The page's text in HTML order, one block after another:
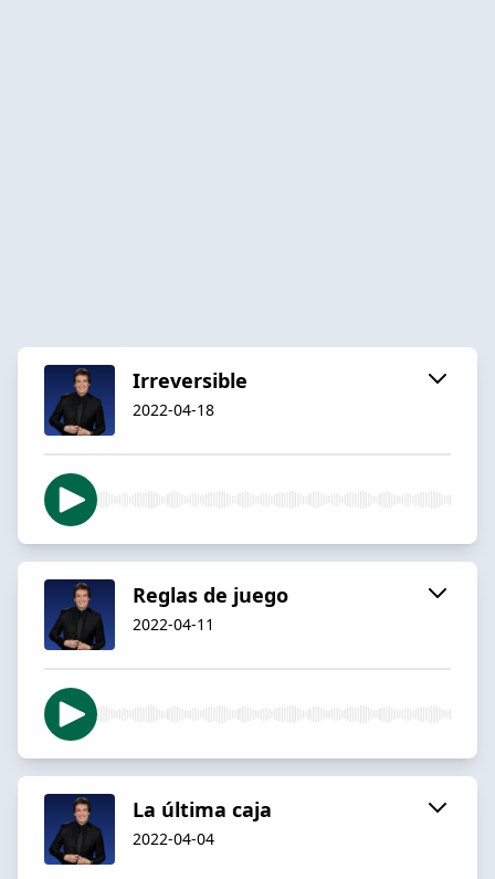
Irreversible
2022-04-18
Reglas de juego
2022-04-11
La última caja
2022-04-04